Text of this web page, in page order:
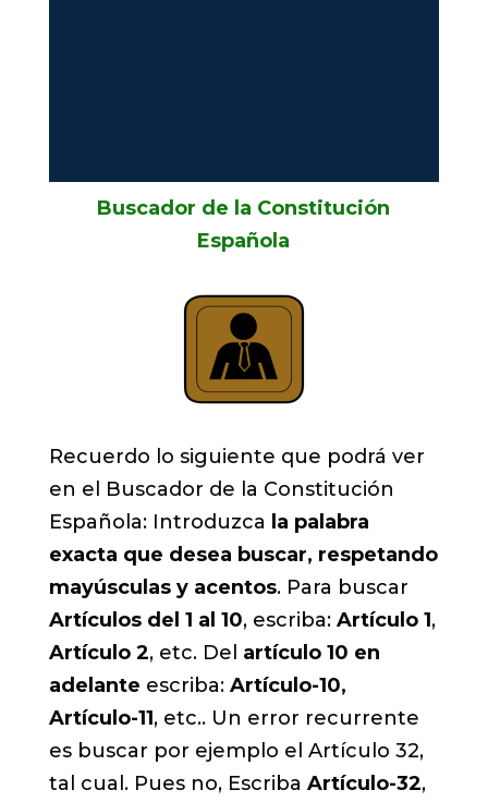
Buscador de la Constitución
Española
Recuerdo lo siguiente que podrá ver
en el Buscador de la Constitución
Española: Introduzca la palabra
exacta que desea buscar, respetando
mayúsculas y acentos. Para buscar
Artículos del 1 al 10, escriba: Artículo 1,
Artículo 2, etc. Del artículo 10 en
adelante escriba: Artículo-10,
Artículo-11, etc.. Un error recurrente
es buscar por ejemplo el Artículo 32,
tal cual. Pues no, Escriba Artículo-32,